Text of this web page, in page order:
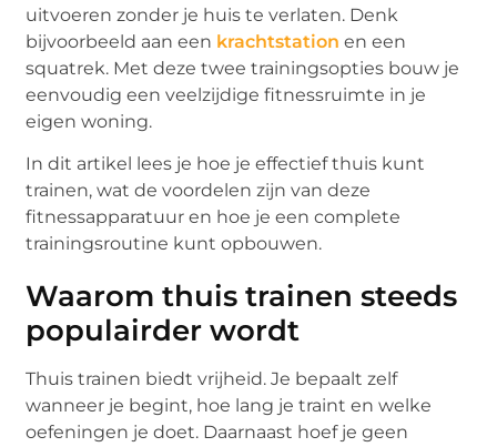
uitvoeren zonder je huis te verlaten. Denk
bijvoorbeeld aan een krachtstation en een
squatrek. Met deze twee trainingsopties bouw je
eenvoudig een veelzijdige fitnessruimte in je
eigen woning.
In dit artikel lees je hoe je effectief thuis kunt
trainen, wat de voordelen zijn van deze
fitnessapparatuur en hoe je een complete
trainingsroutine kunt opbouwen.
Waarom thuis trainen steeds
populairder wordt
Thuis trainen biedt vrijheid. Je bepaalt zelf
wanneer je begint, hoe lang je traint en welke
oefeningen je doet. Daarnaast hoef je geen